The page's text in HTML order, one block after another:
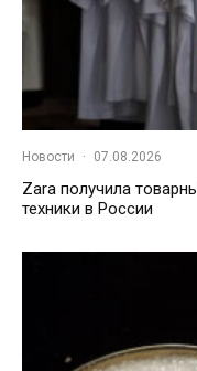
Новости · 07.08.2026
Zara получила
техники в России